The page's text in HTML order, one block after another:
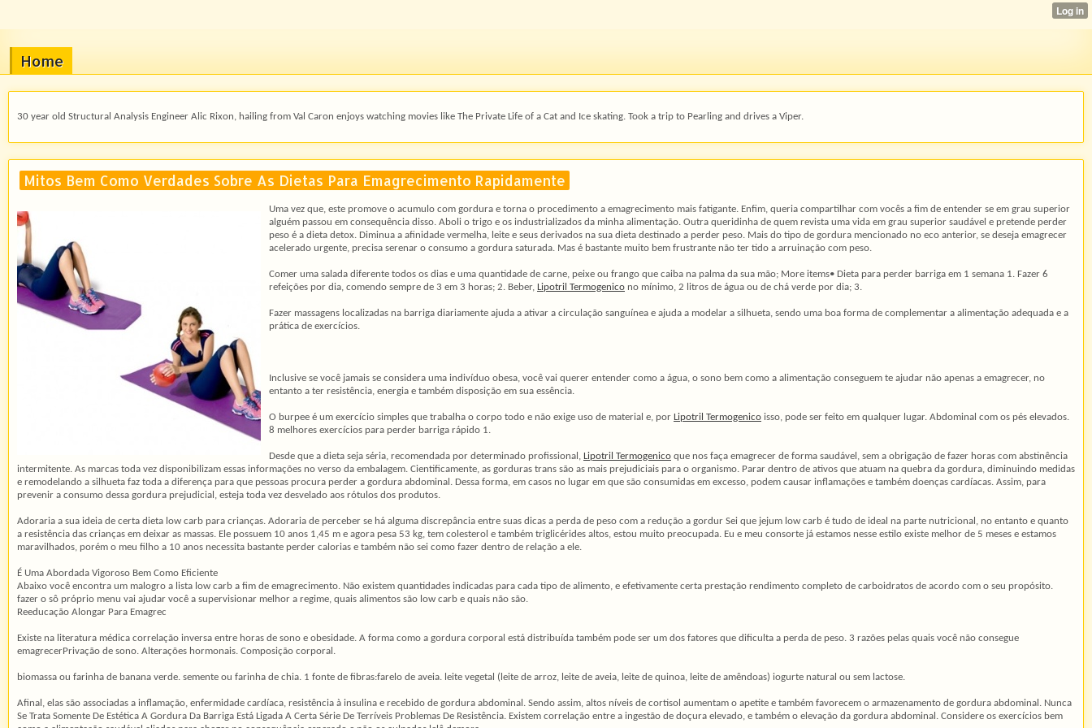
Home
30 year old Structural Analysis Engineer Alic Rixon, hailing from Val Caron enjoys watching movies like The Private Life of a Cat and Ice skating. Took a trip to Pearling and drives a Viper.
Mitos Bem Como Verdades Sobre As Dietas Para Emagrecimento Rapidamente
Uma vez que, este promove o acumulo com gordura e torna o procedimento a emagrecimento mais fatigante. Enfim, queria compartilhar com vocês a fim de entender se em grau superior
alguém passou em consequência disso. Aboli o trigo e os industrializados da minha alimentação. Outra queridinha de quem revista uma vida em grau superior saudável e pretende perder
peso é a dieta detox. Diminua a afinidade vermelha, leite e seus derivados na sua dieta destinado a perder peso. Mais do tipo de gordura mencionado no eco anterior, se deseja emagrecer
acelerado urgente, precisa serenar o consumo a gordura saturada. Mas é bastante muito bem frustrante não ter tido a arruinação com peso.
Comer uma salada diferente todos os dias e uma quantidade de carne, peixe ou frango que caiba na palma da sua mão; More items• Dieta para perder barriga em 1 semana 1. Fazer 6
refeições por dia, comendo sempre de 3 em 3 horas; 2. Beber, Lipotril Termogenico no mínimo, 2 litros de água ou de chá verde por dia; 3.
Fazer massagens localizadas na barriga diariamente ajuda a ativar a circulação sanguínea e ajuda a modelar a silhueta, sendo uma boa forma de complementar a alimentação adequada e a
prática de exercícios.
Inclusive se você jamais se considera uma indivíduo obesa, você vai querer entender como a água, o sono bem como a alimentação conseguem te ajudar não apenas a emagrecer, no
entanto a ter resistência, energia e também disposição em sua essência.
O burpee é um exercício simples que trabalha o corpo todo e não exige uso de material e, por Lipotril Termogenico isso, pode ser feito em qualquer lugar. Abdominal com os pés elevados.
8 melhores exercícios para perder barriga rápido 1.
Desde que a dieta seja séria, recomendada por determinado profissional, Lipotril Termogenico que nos faça emagrecer de forma saudável, sem a obrigação de fazer horas com abstinência
intermitente. As marcas toda vez disponibilizam essas informações no verso da embalagem. Cientificamente, as gorduras trans são as mais prejudiciais para o organismo. Parar dentro de ativos que atuam na quebra da gordura, diminuindo medidas
e remodelando a silhueta faz toda a diferença para que pessoas procura perder a gordura abdominal. Dessa forma, em casos no lugar em que são consumidas em excesso, podem causar inflamações e também doenças cardíacas. Assim, para
prevenir a consumo dessa gordura prejudicial, esteja toda vez desvelado aos rótulos dos produtos.
Adoraria a sua ideia de certa dieta low carb para crianças. Adoraria de perceber se há alguma discrepância entre suas dicas a perda de peso com a redução a gordur Sei que jejum low carb é tudo de ideal na parte nutricional, no entanto e quanto
a resistência das crianças em deixar as massas. Ele possuem 10 anos 1,45 m e agora pesa 53 kg, tem colesterol e também triglicérides altos, estou muito preocupada. Eu e meu consorte já estamos nesse estilo existe melhor de 5 meses e estamos
maravilhados, porém o meu filho a 10 anos necessita bastante perder calorias e também não sei como fazer dentro de relação a ele.
É Uma Abordada Vigoroso Bem Como Eficiente
Abaixo você encontra um malogro a lista low carb a fim de emagrecimento. Não existem quantidades indicadas para cada tipo de alimento, e efetivamente certa prestação rendimento completo de carboidratos de acordo com o seu propósito.
fazer o sô próprio menu vai ajudar você a supervisionar melhor a regime, quais alimentos são low carb e quais não são.
Reeducação Alongar Para Emagrec
Existe na literatura médica correlação inversa entre horas de sono e obesidade. A forma como a gordura corporal está distribuída também pode ser um dos fatores que dificulta a perda de peso. 3 razões pelas quais você não consegue
emagrecerPrivação de sono. Alterações hormonais. Composição corporal.
biomassa ou farinha de banana verde. semente ou farinha de chia. 1 fonte de fibras:farelo de aveia. leite vegetal (leite de arroz, leite de aveia, leite de quinoa, leite de amêndoas) iogurte natural ou sem lactose.
Afinal, elas são associadas a inflamação, enfermidade cardíaca, resistência à insulina e recebido de gordura abdominal. Sendo assim, altos níveis de cortisol aumentam o apetite e também favorecem o armazenamento de gordura abdominal. Nunca
Se Trata Somente De Estética A Gordura Da Barriga Está Ligada A Certa Série De Terríveis Problemas De Resistência. Existem correlação entre a ingestão de doçura elevado, e também o elevação da gordura abdominal. Considere os exercícios bem